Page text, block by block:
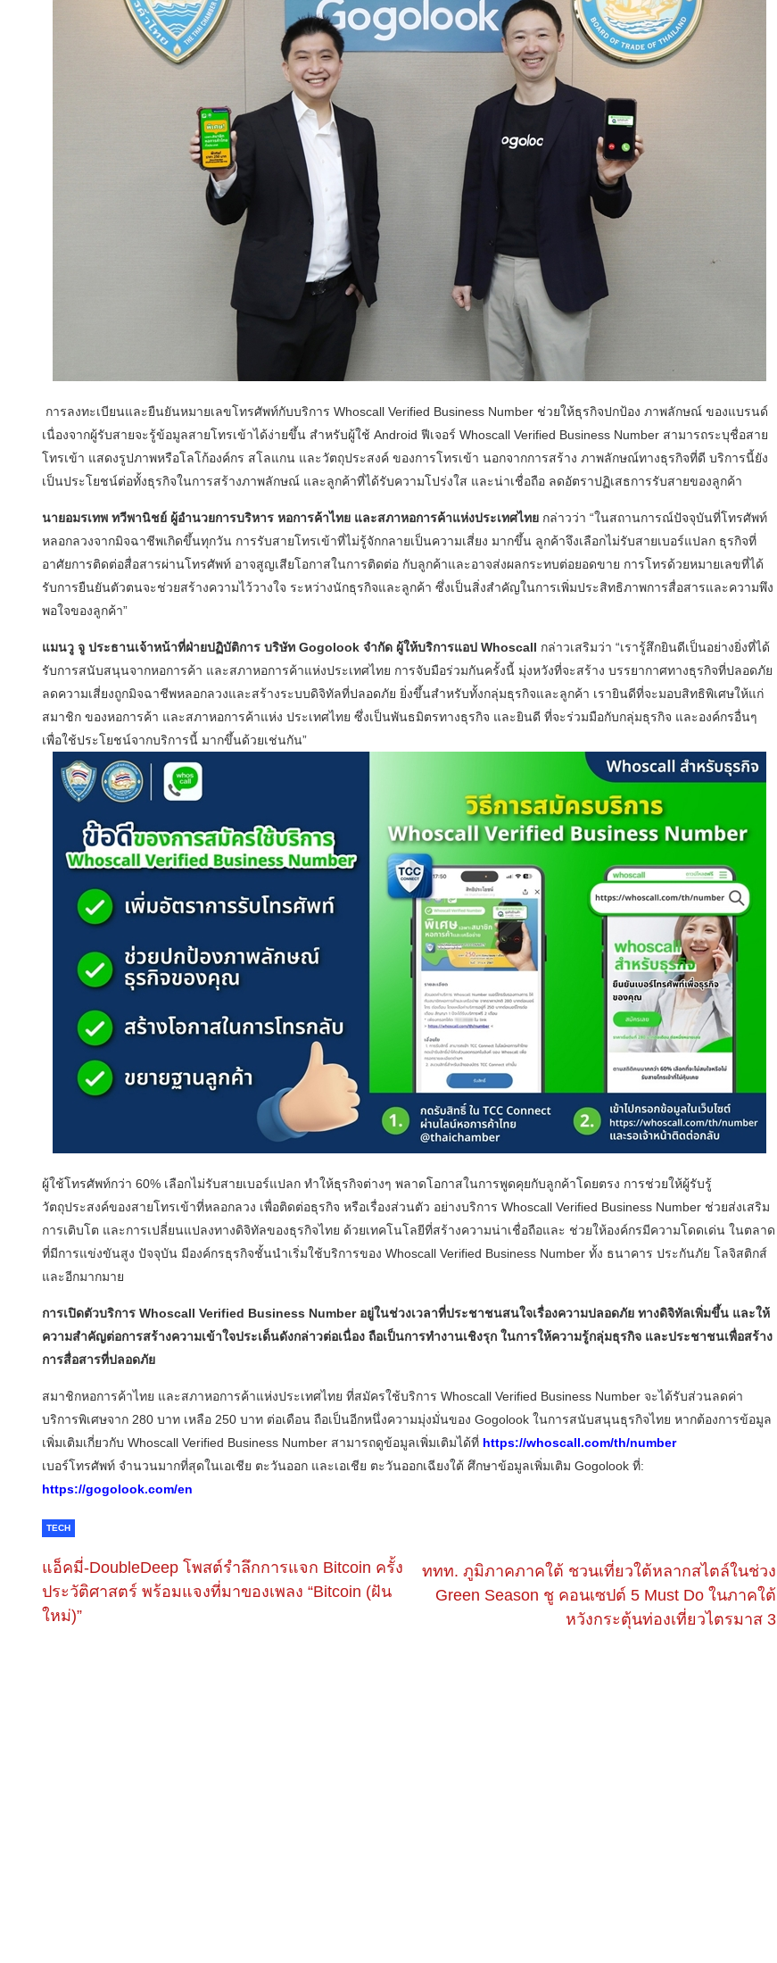
การลงทะเบียนและยืนยันหมายเลขโทรศัพท์กับบริการ Whoscall Verified Business Number ช่วยให้ธุรกิจปกป้อง ภาพลักษณ์ ของแบรนด์
เนื่องจากผู้รับสายจะรู้ข้อมูลสายโทรเข้าได้ง่ายขึ้น สำหรับผู้ใช้ Android ฟีเจอร์ Whoscall Verified Business Number สามารถระบุชื่อสาย
โทรเข้า แสดงรูปภาพหรือโลโก้องค์กร สโลแกน และวัตถุประสงค์ ของการโทรเข้า นอกจากการสร้าง ภาพลักษณ์ทางธุรกิจที่ดี บริการนี้ยัง
เป็นประโยชน์ต่อทั้งธุรกิจในการสร้างภาพลักษณ์ และลูกค้าที่ได้รับความโปร่งใส และน่าเชื่อถือ ลดอัตราปฏิเสธการรับสายของลูกค้า
นายอมรเทพ ทวีพานิชย์ ผู้อำนวยการบริหาร หอการค้าไทย และสภาหอการค้าแห่งประเทศไทย กล่าวว่า “ในสถานการณ์ปัจจุบันที่โทรศัพท์
หลอกลวงจากมิจฉาชีพเกิดขึ้นทุกวัน การรับสายโทรเข้าที่ไม่รู้จักกลายเป็นความเสี่ยง มากขึ้น ลูกค้าจึงเลือกไม่รับสายเบอร์แปลก ธุรกิจที่
อาศัยการติดต่อสื่อสารผ่านโทรศัพท์ อาจสูญเสียโอกาสในการติดต่อ กับลูกค้าและอาจส่งผลกระทบต่อยอดขาย การโทรด้วยหมายเลขที่ได้
รับการยืนยันตัวตนจะช่วยสร้างความไว้วางใจ ระหว่างนักธุรกิจและลูกค้า ซึ่งเป็นสิ่งสำคัญในการเพิ่มประสิทธิภาพการสื่อสารและความพึง
พอใจของลูกค้า”
แมนวู จู ประธานเจ้าหน้าที่ฝ่ายปฏิบัติการ บริษัท Gogolook จำกัด ผู้ให้บริการแอป Whoscall กล่าวเสริมว่า “เรารู้สึกยินดีเป็นอย่างยิ่งที่ได้
รับการสนับสนุนจากหอการค้า และสภาหอการค้าแห่งประเทศไทย การจับมือร่วมกันครั้งนี้ มุ่งหวังที่จะสร้าง บรรยากาศทางธุรกิจที่ปลอดภัย
ลดความเสี่ยงถูกมิจฉาชีพหลอกลวงและสร้างระบบดิจิทัลที่ปลอดภัย ยิ่งขึ้นสำหรับทั้งกลุ่มธุรกิจและลูกค้า เรายินดีที่จะมอบสิทธิพิเศษให้แก่
สมาชิก ของหอการค้า และสภาหอการค้าแห่ง ประเทศไทย ซึ่งเป็นพันธมิตรทางธุรกิจ และยินดี ที่จะร่วมมือกับกลุ่มธุรกิจ และองค์กรอื่นๆ
เพื่อใช้ประโยชน์จากบริการนี้ มากขึ้นด้วยเช่นกัน”
ผู้ใช้โทรศัพท์กว่า 60% เลือกไม่รับสายเบอร์แปลก ทำให้ธุรกิจต่างๆ พลาดโอกาสในการพูดคุยกับลูกค้าโดยตรง การช่วยให้ผู้รับรู้
วัตถุประสงค์ของสายโทรเข้าที่หลอกลวง เพื่อติดต่อธุรกิจ หรือเรื่องส่วนตัว อย่างบริการ Whoscall Verified Business Number ช่วยส่งเสริม
การเติบโต และการเปลี่ยนแปลงทางดิจิทัลของธุรกิจไทย ด้วยเทคโนโลยีที่สร้างความน่าเชื่อถือและ ช่วยให้องค์กรมีความโดดเด่น ในตลาด
ที่มีการแข่งขันสูง ปัจจุบัน มีองค์กรธุรกิจชั้นนำเริ่มใช้บริการของ Whoscall Verified Business Number ทั้ง ธนาคาร ประกันภัย โลจิสติกส์
และอีกมากมาย
การเปิดตัวบริการ Whoscall Verified Business Number อยู่ในช่วงเวลาที่ประชาชนสนใจเรื่องความปลอดภัย ทางดิจิทัลเพิ่มขึ้น และให้
ความสำคัญต่อการสร้างความเข้าใจประเด็นดังกล่าวต่อเนื่อง ถือเป็นการทำงานเชิงรุก ในการให้ความรู้กลุ่มธุรกิจ และประชาชนเพื่อสร้าง
การสื่อสารที่ปลอดภัย
สมาชิกหอการค้าไทย และสภาหอการค้าแห่งประเทศไทย ที่สมัครใช้บริการ Whoscall Verified Business Number จะได้รับส่วนลดค่า
บริการพิเศษจาก 280 บาท เหลือ 250 บาท ต่อเดือน ถือเป็นอีกหนึ่งความมุ่งมั่นของ Gogolook ในการสนับสนุนธุรกิจไทย หากต้องการข้อมูล
เพิ่มเติมเกี่ยวกับ Whoscall Verified Business Number สามารถดูข้อมูลเพิ่มเติมได้ที่ https://whoscall.com/th/number
เบอร์โทรศัพท์ จำนวนมากที่สุดในเอเชีย ตะวันออก และเอเชีย ตะวันออกเฉียงใต้ ศึกษาข้อมูลเพิ่มเติม Gogolook ที่:
https://gogolook.com/en
TECH
แอ็คมี่-DoubleDeep โพสต์รำลึกการแจก Bitcoin ครั้ง
ประวัติศาสตร์ พร้อมแจงที่มาของเพลง “Bitcoin (ฝัน
ใหม่)”
ททท. ภูมิภาคภาคใต้ ชวนเที่ยวใต้หลากสไตล์ในช่วง
Green Season ชู คอนเซปต์ 5 Must Do ในภาคใต้
หวังกระตุ้นท่องเที่ยวไตรมาส 3